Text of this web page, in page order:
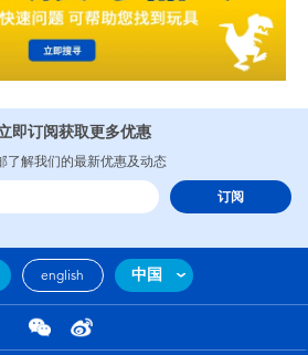
即订阅获取更多优惠
了解我们的最新优惠及动态
订阅
english 中国